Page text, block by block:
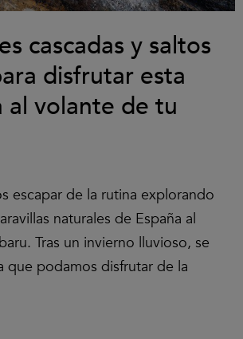
cascadas y saltos
disfrutar esta
al volante de tu
escapar de la rutina explorando
naturales de España al
Tras un invierno lluvioso, se
que podamos disfrutar de la